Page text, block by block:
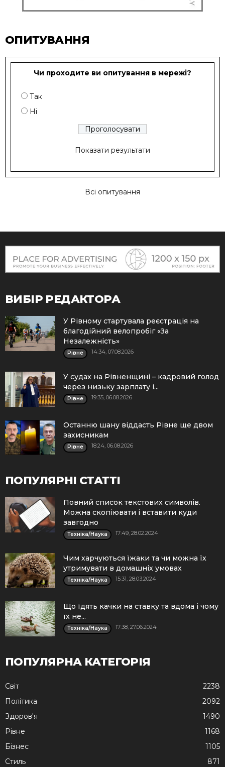
ОПИТУВАННЯ
Чи проходите ви опитування в мережі?
Так
Ні
Показати результати
Всі опитування
ВИБІР РЕДАКТОРА
У Рівному стартувала реєстрація на
благодійний велопробіг «За
Незалежність»
Рівне 14:34, 07.08.2026
У судах на Рівненщині – кадровий голод
через низьку зарплату і...
Рівне 19:35, 06.08.2026
Останню шану віддасть Рівне ще двом
захисникам
Рівне 18:24, 06.08.2026
ПОПУЛЯРНІ СТАТТІ
Повний список текстових символів.
Можна скопіювати і вставити куди
завгодно
Техніка/Наука 17:49, 28.02.2024
Чим харчуються їжаки та чи можна їх
утримувати в домашніх умовах
Техніка/Наука 15:31, 28.03.2024
Що їдять качки на ставку та вдома і чому
їх не...
Техніка/Наука 17:38, 27.06.2024
ПОПУЛЯРНА КАТЕГОРІЯ
Cвіт
2238
Політика
2092
Здоров'я
1490
Рівне
1168
Бізнес
1105
Стиль
871